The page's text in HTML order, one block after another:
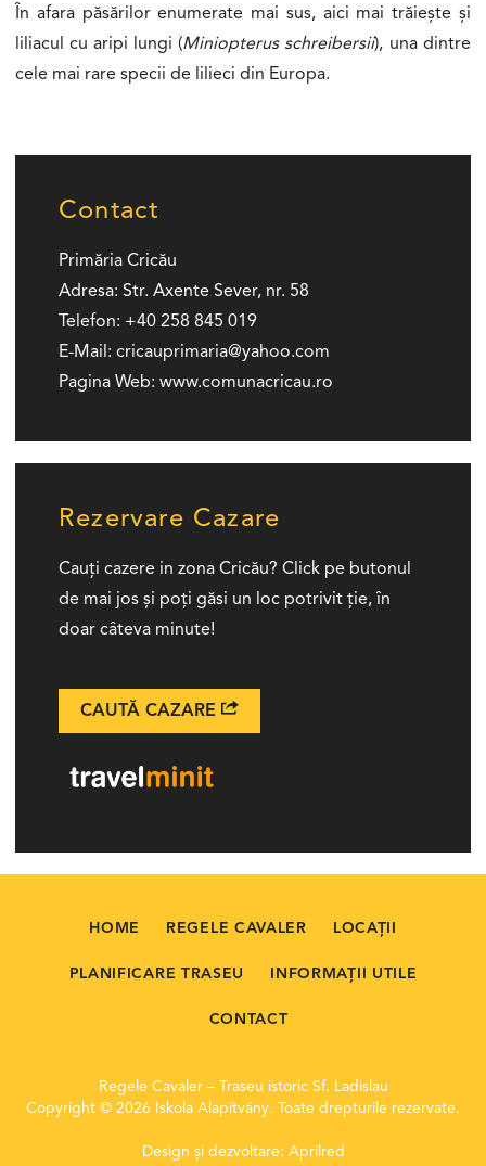
În afara păsărilor enumerate mai sus, aici mai trăiește și
liliacul cu aripi lungi (Miniopterus schreibersii), una dintre
cele mai rare specii de lilieci din Europa.
Contact
Primăria Cricău
Adresa: Str. Axente Sever, nr. 58
Telefon: +40 258 845 019
E-Mail: cricauprimaria
yahoo.com
Pagina Web: www.comunacricau.ro
Rezervare Cazare
Cauți cazere in zona Cricău? Click pe butonul
de mai jos și poți găsi un loc potrivit ție, în
doar câteva minute!
CAUTĂ CAZARE
HOME REGELE CAVALER LOCAȚII
PLANIFICARE TRASEU INFORMAȚII UTILE
CONTACT
Regele Cavaler – Traseu istoric Sf. Ladislau
Copyright © 2026 Iskola Alapítvány. Toate drepturile rezervate.
Design și dezvoltare: Aprilred